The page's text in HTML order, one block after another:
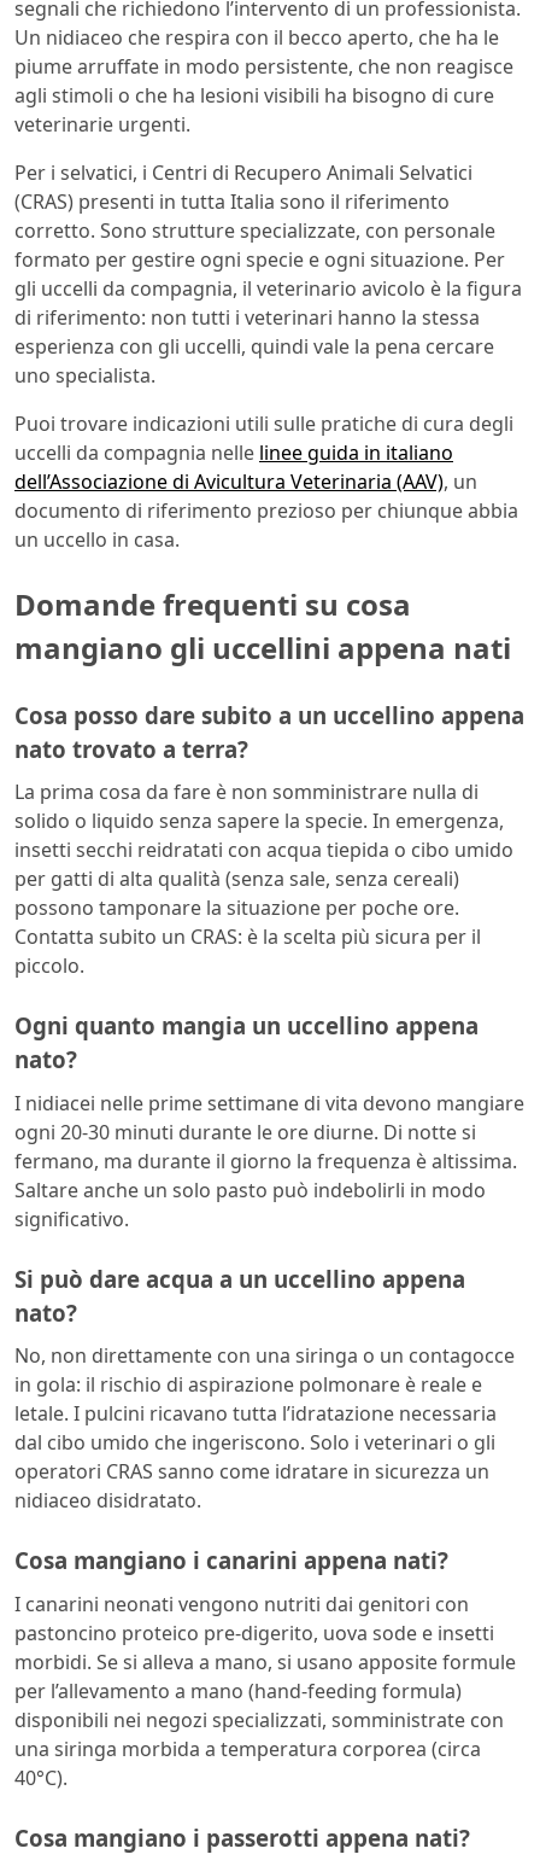
segnali che richiedono l’intervento di un professionista.
Un nidiaceo che respira con il becco aperto, che ha le
piume arruffate in modo persistente, che non reagisce
agli stimoli o che ha lesioni visibili ha bisogno di cure
veterinarie urgenti.
Per i selvatici, i Centri di Recupero Animali Selvatici
(CRAS) presenti in tutta Italia sono il riferimento
corretto. Sono strutture specializzate, con personale
formato per gestire ogni specie e ogni situazione. Per
gli uccelli da compagnia, il veterinario avicolo è la figura
di riferimento: non tutti i veterinari hanno la stessa
esperienza con gli uccelli, quindi vale la pena cercare
uno specialista.
Puoi trovare indicazioni utili sulle pratiche di cura degli
uccelli da compagnia nelle linee guida in italiano
dell’Associazione di Avicultura Veterinaria (AAV), un
documento di riferimento prezioso per chiunque abbia
un uccello in casa.
Domande frequenti su cosa
mangiano gli uccellini appena nati
Cosa posso dare subito a un uccellino appena
nato trovato a terra?
La prima cosa da fare è non somministrare nulla di
solido o liquido senza sapere la specie. In emergenza,
insetti secchi reidratati con acqua tiepida o cibo umido
per gatti di alta qualità (senza sale, senza cereali)
possono tamponare la situazione per poche ore.
Contatta subito un CRAS: è la scelta più sicura per il
piccolo.
Ogni quanto mangia un uccellino appena
nato?
I nidiacei nelle prime settimane di vita devono mangiare
ogni 20-30 minuti durante le ore diurne. Di notte si
fermano, ma durante il giorno la frequenza è altissima.
Saltare anche un solo pasto può indebolirli in modo
significativo.
Si può dare acqua a un uccellino appena
nato?
No, non direttamente con una siringa o un contagocce
in gola: il rischio di aspirazione polmonare è reale e
letale. I pulcini ricavano tutta l’idratazione necessaria
dal cibo umido che ingeriscono. Solo i veterinari o gli
operatori CRAS sanno come idratare in sicurezza un
nidiaceo disidratato.
Cosa mangiano i canarini appena nati?
I canarini neonati vengono nutriti dai genitori con
pastoncino proteico pre-digerito, uova sode e insetti
morbidi. Se si alleva a mano, si usano apposite formule
per l’allevamento a mano (hand-feeding formula)
disponibili nei negozi specializzati, somministrate con
una siringa morbida a temperatura corporea (circa
40°C).
Cosa mangiano i passerotti appena nati?